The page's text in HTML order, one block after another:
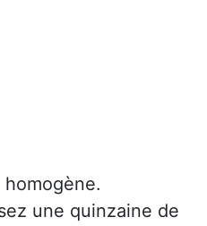
une quinzaine de